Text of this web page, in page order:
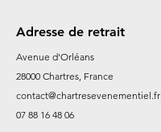
Adresse de retrait
Avenue d'Orléans
28000 Chartres, France
contact@chartresevenementiel.fr
07 88 16 48 06